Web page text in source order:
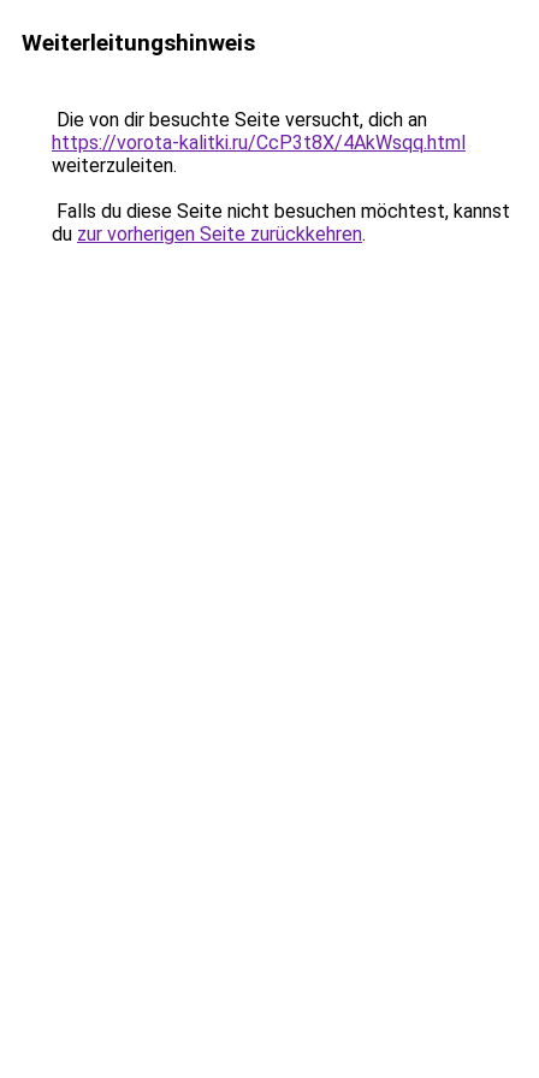
Weiterleitungshinweis
Die von dir besuchte Seite versucht, dich an
https://vorota-kalitki.ru/CcP3t8X/4AkWsqq.html
weiterzuleiten.
Falls du diese Seite nicht besuchen möchtest, kannst
du zur vorherigen Seite zurückkehren.